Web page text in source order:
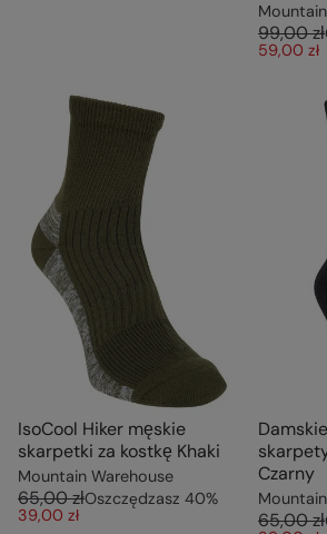
99,00 zł
59,00 zł
IsoCool Hiker męskie
skarpetki za kostkę Khaki
Mountain Warehouse
65,00 złOszczędzasz 40%
39,00 zł
Czarny
65,00 zł